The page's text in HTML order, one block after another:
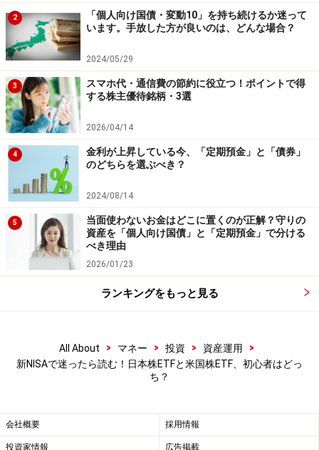
Amazonで資産運用の書籍をチェック！
楽天市場で資産運用関連の書籍をチェック！
【編集部からのお知らせ】
・「家計」について、アンケート（2026/8/31まで）
中です！
※抽選で20名にAmazonギフト券1000円分プレゼント
※謝礼付きの限定アンケートやモニター企画に参加が可能に
なります
2
「個人向け国債・変動10」を持ち続けるか迷って
います。手放した方が良いのは、どんな場合？
2024/05/29
3
スマホ代・通信費の節約に役立つ！ポイントで得
する株主優待銘柄・3選
2026/04/14
4
金利が上昇している今、「定期預金」と「債券」
のどちらを選ぶべき？
2024/08/14
5
当面使わないお金はどこに置くのが正解？守りの
資産を「個人向け国債」と「定期預金」で分ける
べき理由
2026/01/23
ランキングをもっと見る
All About > マネー > 投資 > 資産運用
>
新NISAで迷ったら読む！日本株ETFと米国株ETF、初心者はどっ
ち？
会社概要 採用情報
投資家情報 広告掲載